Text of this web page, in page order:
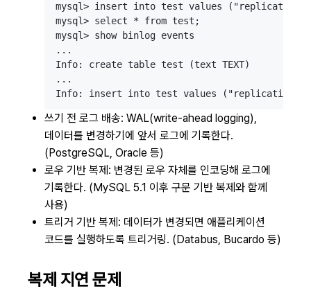
mysql> insert into test values
mysql> select * from test;
mysql> show binlog events
...
Info: create table test (text TEXT)
...
쓰기 전 로그 배송: WAL(write-ahead logging),
데이터를 변경하기에 앞서 로그에 기록한다.
(PostgreSQL, Oracle 등)
로우 기반 복제: 변경된 로우 자체를 인코딩해 로그에
기록한다. (MySQL 5.1 이후 구문 기반 복제와 함께
사용)
트리거 기반 복제: 데이터가 변경되면 애플리케이션
코드를 실행하도록 트리거링. (Databus, Bucardo 등)
복제 지연 문제